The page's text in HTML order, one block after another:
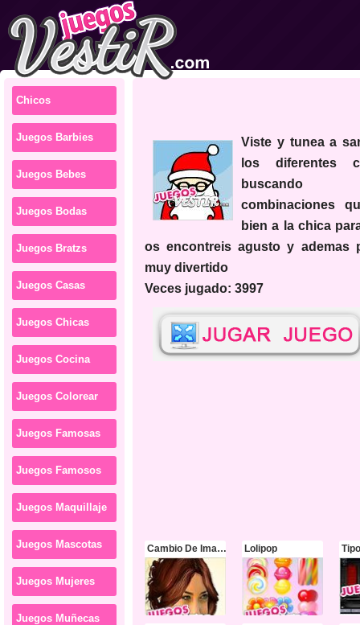
Chicos
Juegos Barbies
Juegos Bebes
Juegos Bodas
Juegos Bratzs
Juegos Casas
Juegos Chicas
Juegos Cocina
Juegos Colorear
Juegos Famosas
Juegos Famosos
Juegos Maquillaje
Juegos Mascotas
Juegos Mujeres
Juegos Muñecas
viste y tunea a santa claus con
los diferentes
buscando
combinaciones
bien a la chica
os encontreis agusto y ademas
muy divertido
Veces jugado: 3997
Cambio De Imagen Muchacha Adolescente Lolipop